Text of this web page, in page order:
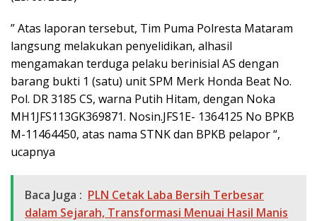
” Atas laporan tersebut, Tim Puma Polresta Mataram
langsung melakukan penyelidikan, alhasil
mengamakan terduga pelaku berinisial AS dengan
barang bukti 1 (satu) unit SPM Merk Honda Beat No.
Pol. DR 3185 CS, warna Putih Hitam, dengan Noka
MH1JFS113GK369871. Nosin.JFS1E- 1364125 No BPKB
M-11464450, atas nama STNK dan BPKB pelapor “,
ucapnya
Baca Juga : PLN Cetak Laba Bersih Terbesar
dalam Sejarah, Transformasi Menuai Hasil Manis